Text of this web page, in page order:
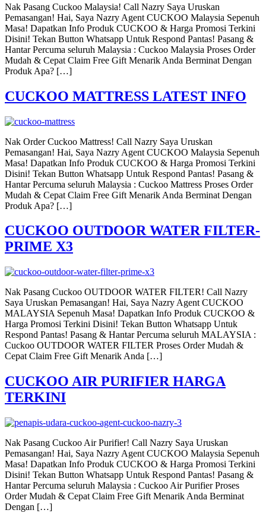
Nak Pasang Cuckoo Malaysia! Call Nazry Saya Uruskan
Pemasangan! Hai, Saya Nazry Agent CUCKOO Malaysia Sepenuh
Masa! Dapatkan Info Produk CUCKOO & Harga Promosi Terkini
Disini! Tekan Button Whatsapp Untuk Respond Pantas! Pasang &
Hantar Percuma seluruh Malaysia : Cuckoo Malaysia Proses Order
Mudah & Cepat Claim Free Gift Menarik Anda Berminat Dengan
Produk Apa? […]
CUCKOO MATTRESS LATEST INFO
Nak Order Cuckoo Mattress! Call Nazry Saya Uruskan
Pemasangan! Hai, Saya Nazry Agent CUCKOO Malaysia Sepenuh
Masa! Dapatkan Info Produk CUCKOO & Harga Promosi Terkini
Disini! Tekan Button Whatsapp Untuk Respond Pantas! Pasang &
Hantar Percuma seluruh Malaysia : Cuckoo Mattress Proses Order
Mudah & Cepat Claim Free Gift Menarik Anda Berminat Dengan
Produk Apa? […]
CUCKOO OUTDOOR WATER FILTER-
PRIME X3
Nak Pasang Cuckoo OUTDOOR WATER FILTER! Call Nazry
Saya Uruskan Pemasangan! Hai, Saya Nazry Agent CUCKOO
MALAYSIA Sepenuh Masa! Dapatkan Info Produk CUCKOO &
Harga Promosi Terkini Disini! Tekan Button Whatsapp Untuk
Respond Pantas! Pasang & Hantar Percuma seluruh MALAYSIA :
Cuckoo OUTDOOR WATER FILTER Proses Order Mudah &
Cepat Claim Free Gift Menarik Anda […]
CUCKOO AIR PURIFIER HARGA
TERKINI
Nak Pasang Cuckoo Air Purifier! Call Nazry Saya Uruskan
Pemasangan! Hai, Saya Nazry Agent CUCKOO Malaysia Sepenuh
Masa! Dapatkan Info Produk CUCKOO & Harga Promosi Terkini
Disini! Tekan Button Whatsapp Untuk Respond Pantas! Pasang &
Hantar Percuma seluruh Malaysia : Cuckoo Air Purifier Proses
Order Mudah & Cepat Claim Free Gift Menarik Anda Berminat
Dengan […]